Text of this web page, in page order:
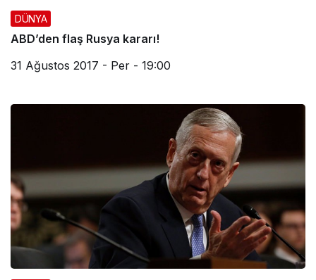
DÜNYA
ABD’den flaş Rusya kararı!
31 Ağustos 2017 - Per - 19:00